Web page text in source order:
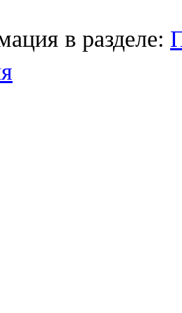
в разделе: